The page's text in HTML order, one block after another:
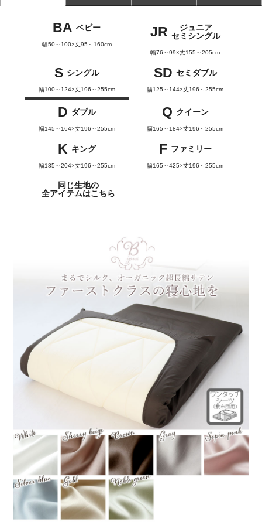
BA ベビー
幅50～100×丈95～160cm
JR
ジュニア
セミシングル
幅76～99×丈155～205cm
S シングル
幅100～124×丈196～255cm
SD セミダブル
幅125～144×丈196～255cm
D ダブル
幅145～164×丈196～255cm
Q クイーン
幅165～184×丈196～255cm
K キング
幅185～204×丈196～255cm
F ファミリー
幅165～425×丈196～255cm
同じ生地の
全アイテムはこちら